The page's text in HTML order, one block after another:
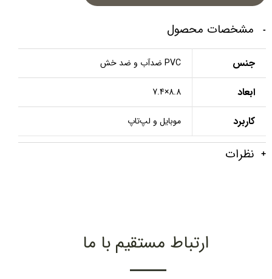
مشخصات محصول
جنس PVC ضدآب و ضد خش
ابعاد 8.8×7.4
کاربرد موبایل و لپ‌تاپ
نظرات
ارتباط مستقیم با ما